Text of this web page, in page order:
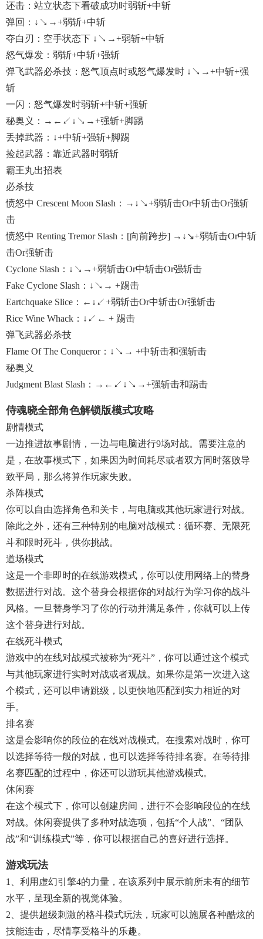
还击：站立状态下看破成功时弱斩+中斩
弹回：↓↘→+弱斩+中斩
夺白刃：空手状态下 ↓↘→+弱斩+中斩
怒气爆发：弱斩+中斩+强斩
弹飞武器必杀技：怒气顶点时或怒气爆发时 ↓↘→+中斩+强
斩
一闪：怒气爆发时弱斩+中斩+强斩
秘奥义：→←↙↓↘→+强斩+脚踢
丢掉武器：↓+中斩+强斩+脚踢
捡起武器：靠近武器时弱斩
霸王丸出招表
必杀技
愤怒中 Crescent Moon Slash：→↓↘+弱斩击or中斩击or强斩
击
愤怒中 Renting Tremor Slash：[向前跨步] →↓↘+弱斩击or中斩
击or强斩击
Cyclone Slash：↓↘→+弱斩击or中斩击or强斩击
Fake Cyclone Slash：↓↘→ +踢击
Eartchquake Slice：←↓↙+弱斩击or中斩击or强斩击
Rice Wine Whack：↓↙← + 踢击
弹飞武器必杀技
Flame Of The Conqueror：↓↘→ +中斩击和强斩击
秘奥义
Judgment Blast Slash：→←↙↓↘→+强斩击和踢击
侍魂晓全部角色解锁版模式攻略
剧情模式
一边推进故事剧情，一边与电脑进行9场对战。需要注意的
是，在故事模式下，如果因为时间耗尽或者双方同时落败导
致平局，那么将算作玩家失败。
杀阵模式
你可以自由选择角色和关卡，与电脑或其他玩家进行对战。
除此之外，还有三种特别的电脑对战模式：循环赛、无限死
斗和限时死斗，供你挑战。
道场模式
这是一个非即时的在线游戏模式，你可以使用网络上的替身
数据进行对战。这个替身会根据你的对战行为学习你的战斗
风格。一旦替身学习了你的行动并满足条件，你就可以上传
这个替身进行对战。
在线死斗模式
游戏中的在线对战模式被称为“死斗”，你可以通过这个模式
与其他玩家进行实时对战或者观战。如果你是第一次进入这
个模式，还可以申请跳级，以更快地匹配到实力相近的对
手。
排名赛
这是会影响你的段位的在线对战模式。在搜索对战时，你可
以选择等待一般的对战，也可以选择等待排名赛。在等待排
名赛匹配的过程中，你还可以游玩其他游戏模式。
休闲赛
在这个模式下，你可以创建房间，进行不会影响段位的在线
对战。休闲赛提供了多种对战选项，包括“个人战”、“团队
战”和“训练模式”等，你可以根据自己的喜好进行选择。
游戏玩法
1、利用虚幻引擎4的力量，在该系列中展示前所未有的细节
水平，呈现全新的视觉体验。
2、提供超级刺激的格斗模式玩法，玩家可以施展各种酷炫的
技能连击，尽情享受格斗的乐趣。